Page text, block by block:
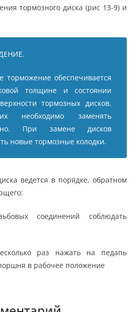
тормозного диска (рис 13-9) и
торможение обеспечивается
толщине и состоянии
тормозных дисков.
необходимо заменять
При замене дисков
новые тормозные колодки.
ведется в порядке, обратном
соединений соблюдать
раз нажать на педапь
в рабочее положение